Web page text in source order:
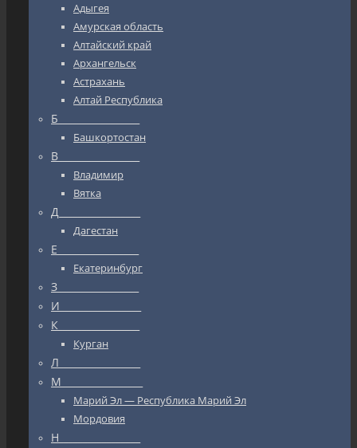
Адыгея
Амурская область
Алтайский край
Архангельск
Астрахань
Алтай Республика
Б_________________
Башкортостан
В_________________
Владимир
Вятка
Д_________________
Дагестан
Е_________________
Екатеринбург
З_________________
И_________________
К_________________
Курган
Л_________________
М_________________
Марий Эл — Республика Марий Эл
Мордовия
Н_________________